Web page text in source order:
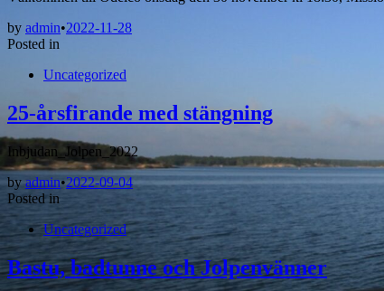
by admin•2022-11-28
Posted in
Uncategorized
25-årsfirande med stängning
Inbjudan_Jolpen_2022
byadmin•2022-09-04
Posted in
Uncategorized
Bastu, badtunne och Jolpenvänner